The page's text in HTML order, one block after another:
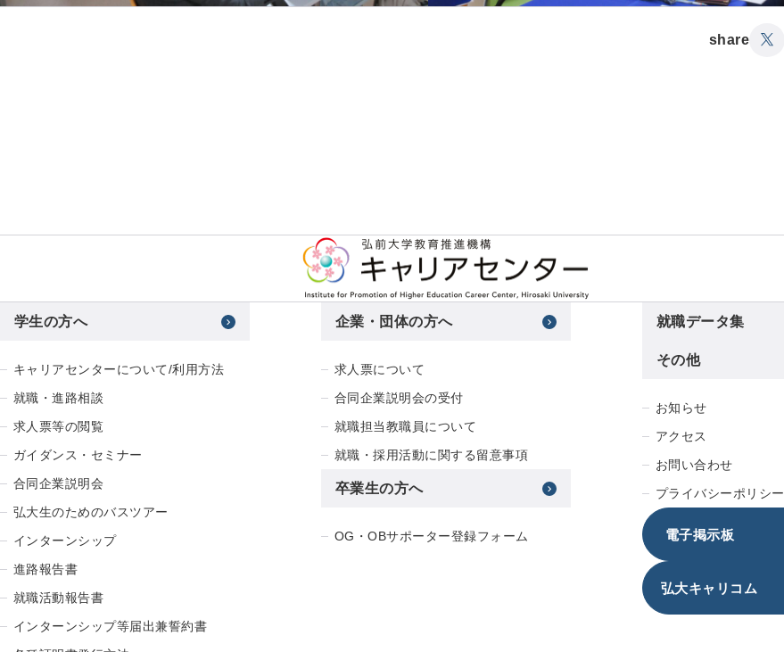
share
学生の方へ
キャリアセンターについて/利用方法
就職・進路相談
求人票等の閲覧
ガイダンス・セミナー
合同企業説明会
弘大生のためのバスツアー
インターンシップ
進路報告書
就職活動報告書
インターンシップ等届出兼誓約書
企業・団体の方へ
求人票について
合同企業説明会の受付
就職担当教職員について
就職・採用活動に関する留意事項
卒業生の方へ
OG・OBサポーター登録フォーム
就職データ集
その他
お知らせ
アクセス
お問い合わせ
プライバシーポリシー
電子掲示板
弘大キャリコム